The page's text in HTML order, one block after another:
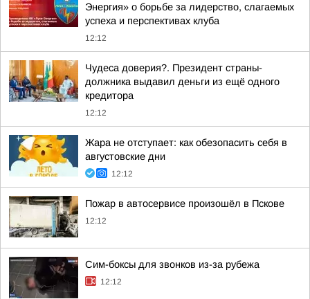
Энергия» о борьбе за лидерство, слагаемых
успеха и перспективах клуба
12:12
Чудеса доверия?. Президент страны-
должника выдавил деньги из ещё одного
кредитора
12:12
Жара не отступает: как обезопасить себя в
августовские дни
12:12
Пожар в автосервисе произошёл в Пскове
12:12
Сим-боксы для звонков из-за рубежа
12:12